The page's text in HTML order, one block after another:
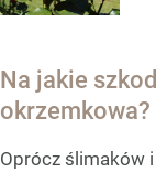
Na jakie
okrzemkowa?
Oprócz ślimaków